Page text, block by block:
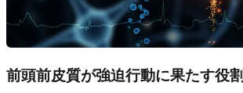
前頭前皮質が強迫行動に果たす役割